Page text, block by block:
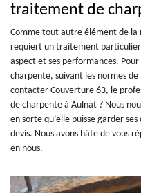
traitement de
Comme tout autre élément de la
requiert un traitement
aspect et ses performances.
charpente, suivant les normes
contacter Couverture 63, le
de charpente à Aulnat ? Nous
en sorte qu’elle puisse garder
devis. Nous avons hâte de vous
en nous.